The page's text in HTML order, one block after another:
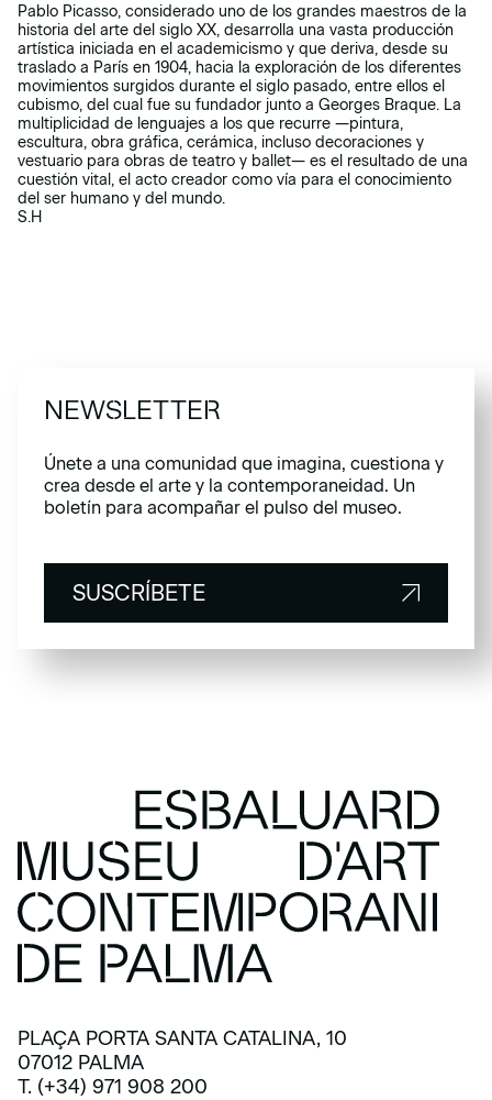
Pablo Picasso, considerado uno de los grandes maestros de la
historia del arte del siglo XX, desarrolla una vasta producción
artística iniciada en el academicismo y que deriva, desde su
traslado a París en 1904, hacia la exploración de los diferentes
movimientos surgidos durante el siglo pasado, entre ellos el
cubismo, del cual fue su fundador junto a Georges Braque. La
multiplicidad de lenguajes a los que recurre —pintura,
escultura, obra gráfica, cerámica, incluso decoraciones y
vestuario para obras de teatro y ballet— es el resultado de una
cuestión vital, el acto creador como vía para el conocimiento
del ser humano y del mundo.
S.H
NEWSLETTER
Únete a una comunidad que imagina, cuestiona y
crea desde el arte y la contemporaneidad. Un
boletín para acompañar el pulso del museo.
SUSCRÍBETE
SUSCRÍBETE
PLAÇA PORTA SANTA CATALINA, 10
07012 PALMA
T. (+34) 971 908 200